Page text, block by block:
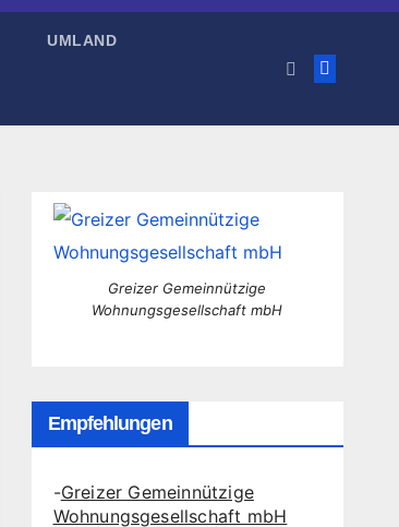
UMLAND
Greizer Gemeinnützige
Wohnungsgesellschaft mbH
Empfehlungen
-Greizer Gemeinnützige
Wohnungsgesellschaft mbH